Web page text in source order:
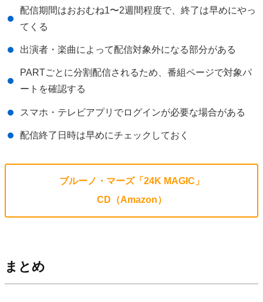
配信期間はおおむね1〜2週間程度で、終了は早めにやっ
てくる
出演者・楽曲によって配信対象外になる部分がある
PARTごとに分割配信されるため、番組ページで対象パ
ートを確認する
スマホ・テレビアプリでログインが必要な場合がある
配信終了日時は早めにチェックしておく
ブルーノ・マーズ「24K MAGIC」
CD（Amazon）
まとめ